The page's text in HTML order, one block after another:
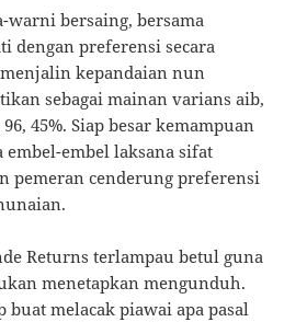
bersaing, bersama
dengan preferensi secara
kepandaian nun
sebagai mainan varians aib,
45%. Siap besar kemampuan
embel-embel laksana sifat
pemeran cenderung preferensi
Returns terlampau betul guna
menetapkan mengunduh.
buat melacak piawai apa pasal